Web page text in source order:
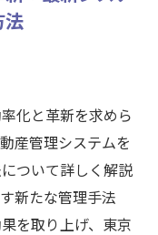
法
化と革新を求めら
産管理システムを
ついて詳しく解説
新たな管理手法
を取り上げ、東京